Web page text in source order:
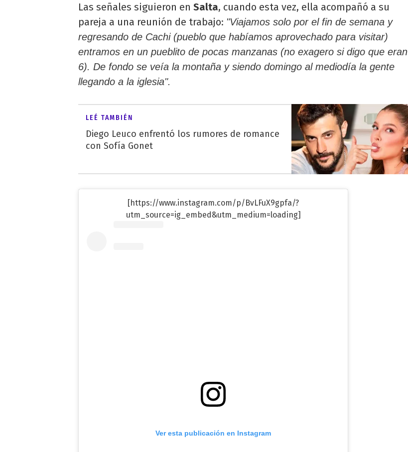
Las señales siguieron en Salta, cuando esta vez, ella acompañó a su
pareja a una reunión de trabajo: "Viajamos solo por el fin de semana y
regresando de Cachi (pueblo que habíamos aprovechado para visitar)
entramos en un pueblito de pocas manzanas (no exagero si digo que eran
6). De fondo se veía la montaña y siendo domingo al mediodía la gente
llegando a la iglesia".
LEÉ TAMBIÉN
Diego Leuco enfrentó los rumores de romance
con Sofía Gonet
[https://www.instagram.com/p/BvLFuX9gpfa/?
utm_source=ig_embed&utm_medium=loading]
Ver esta publicación en Instagram